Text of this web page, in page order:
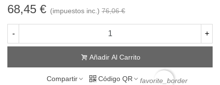
68,45 € (impuestos inc.) 76,06 €
- +
Añadir Al Carrito
Compartir Código QR favorite_border